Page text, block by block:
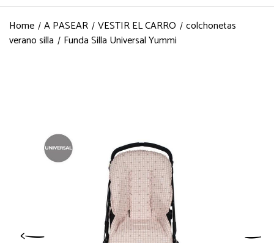
Home A PASEAR VESTIR EL CARRO
colchonetas
verano silla
Funda Silla Universal Yummi
Tu valoración